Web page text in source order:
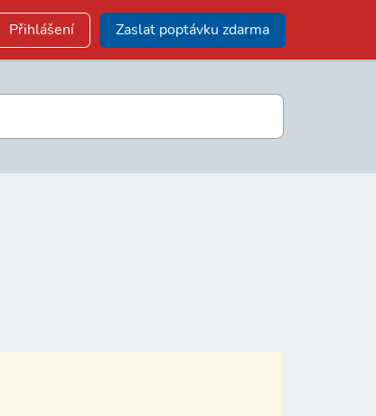
Přihlášení Zaslat poptávku zdarma